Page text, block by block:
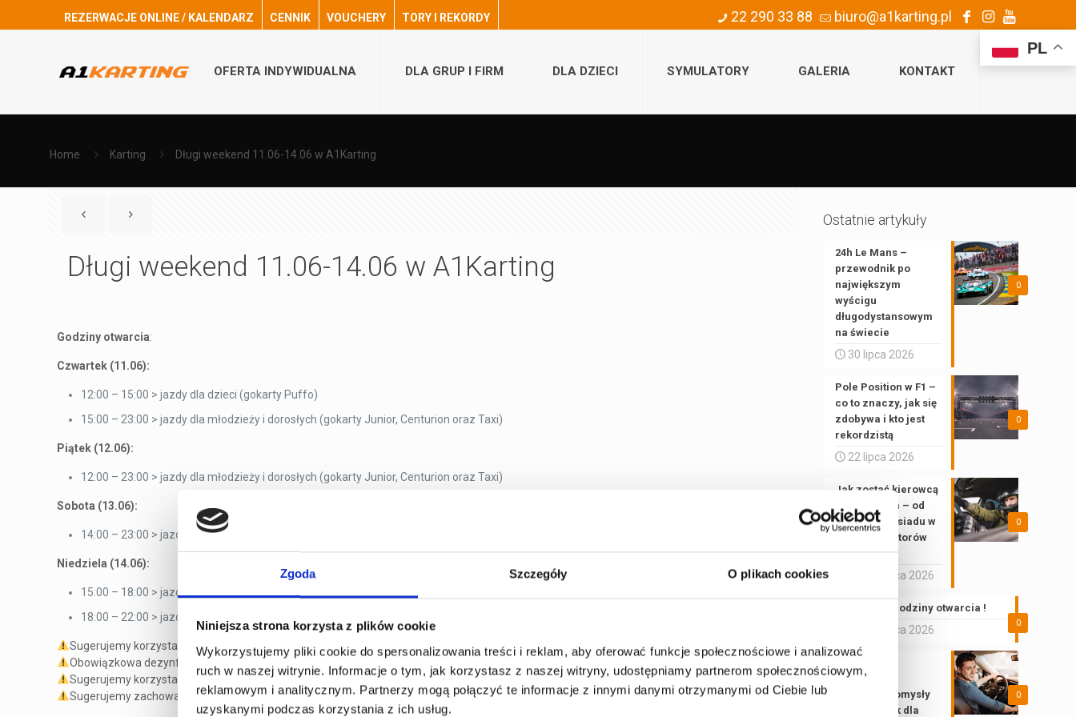
Zgoda Szczegóły O plikach cookies
Niniejsza strona korzysta z plików cookie
Wykorzystujemy pliki cookie do spersonalizowania treści i reklam, aby oferować funkcje społecznościowe i analizować
ruch w naszej witrynie. Informacje o tym, jak korzystasz z naszej witryny, udostępniamy partnerom społecznościowym,
reklamowym i analitycznym. Partnerzy mogą połączyć te informacje z innymi danymi otrzymanymi od Ciebie lub
uzyskanymi podczas korzystania z ich usług.
REZERWACJE ONLINE / KALENDARZ CENNIK VOUCHERY TORY I REKORDY 22 290 33 88 biuro@a1karting.pl
OFERTA INDYWIDUALNA DLA GRUP I FIRM DLA DZIECI SYMULATORY GALERIA KONTAKT
PL
Home Karting Długi weekend 11.06-14.06 w A1Karting
Długi weekend 11.06-14.06 w A1Karting
Godziny otwarcia:
Czwartek (11.06):
12:00 – 15:00 > jazdy dla dzieci (gokarty Puffo)
15:00 – 23:00 > jazdy dla młodzieży i dorosłych (gokarty Junior, Centurion oraz Taxi)
Piątek (12.06):
12:00 – 23:00 > jazdy dla młodzieży i dorosłych (gokarty Junior, Centurion oraz Taxi)
Sobota (13.06):
14:00 – 23:00 > jazdy dla młodzieży i dorosłych (gokarty Junior, Centurion oraz Taxi)
Niedziela (14.06):
15:00 – 18:00 > jazdy dla dzieci (gokarty Puffo)
18:00 – 22:00 > jazdy dla młodzieży i dorosłych (gokarty Junior, Centurion oraz Taxi)
Sugerujemy korzystanie z maseczek na terenie obiektu.
Obowiązkowa dezynfekcja rąk przy wejściu.
Sugerujemy korzystanie z rękawiczek podczas dokonywania płatności oraz rejestracji w systemie (udostępniamy jednorazowe rękawiczki).
Sugerujemy zachowanie odpowiedniego dystansu w strefie recepcyjnej i strefie Depo.
Ostatnie artykuły
0
24h Le Mans –
przewodnik po
największym
wyścigu
długodystansowym
na świecie
30 lipca 2026
0
Pole Position w F1 –
co to znaczy, jak się
zdobywa i kto jest
rekordzistą
22 lipca 2026
0
Jak zostać kierowcą
wyścigowym – od
pierwszego siadu w
gokarcie do torów
FIA
26 czerwca 2026
0
Wakacyjne godziny otwarcia !
22 czerwca 2026
0
kierowcy –
najlepsze pomysły
na upominek dla